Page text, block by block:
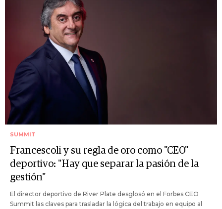
SUMMIT
Francescoli y su regla de oro como "CEO"
deportivo: "Hay que separar la pasión de la
gestión"
El director deportivo de River Plate desglosó en el Forbes CEO
Summit las claves para trasladar la lógica del trabajo en equipo al